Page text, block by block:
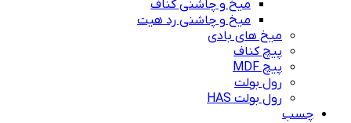
میخ و چاشنی کناف
میخ و چاشنی رد هیت
میخ های بادی
پیچ کناف
پیچ MDF
رول بولت
رول بولت HAS
چسب